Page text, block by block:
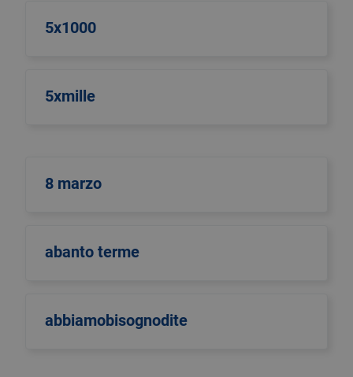
5x1000
5xmille
8 marzo
abanto terme
abbiamobisognodite